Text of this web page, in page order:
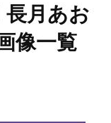
長月あお
像一覧